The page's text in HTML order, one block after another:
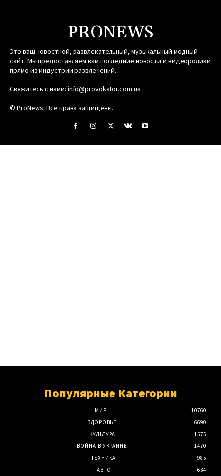
PRONEWS
Это ваш новостной, развлекательный, музыкальный модный
сайт. Мы предоставляем вам последние новости и видеоролики
прямо из индустрии развлечений.
Свяжитесь с нами: info@provokator.com.ua
© ProNews. Все права защищены.
Популярные Категории
МИР
10760
ЗДОРОВЬЕ
6690
КУЛЬТУРА
1575
ВОЙНА В УКРАИНЕ
1470
ТЕХНИКА
985
АВТО
634